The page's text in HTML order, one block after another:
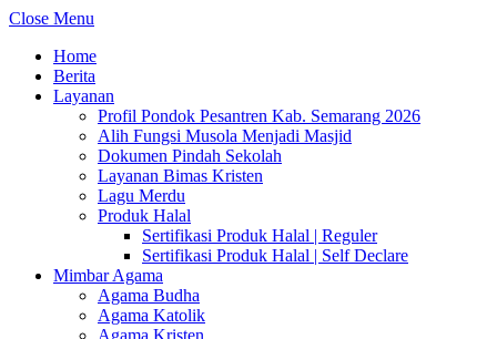
Close Menu
Home
Berita
Layanan
Profil Pondok Pesantren Kab. Semarang 2026
Alih Fungsi Musola Menjadi Masjid
Dokumen Pindah Sekolah
Layanan Bimas Kristen
Lagu Merdu
Produk Halal
Sertifikasi Produk Halal | Reguler
Sertifikasi Produk Halal | Self Declare
Mimbar Agama
Agama Budha
Agama Katolik
Agama Kristen